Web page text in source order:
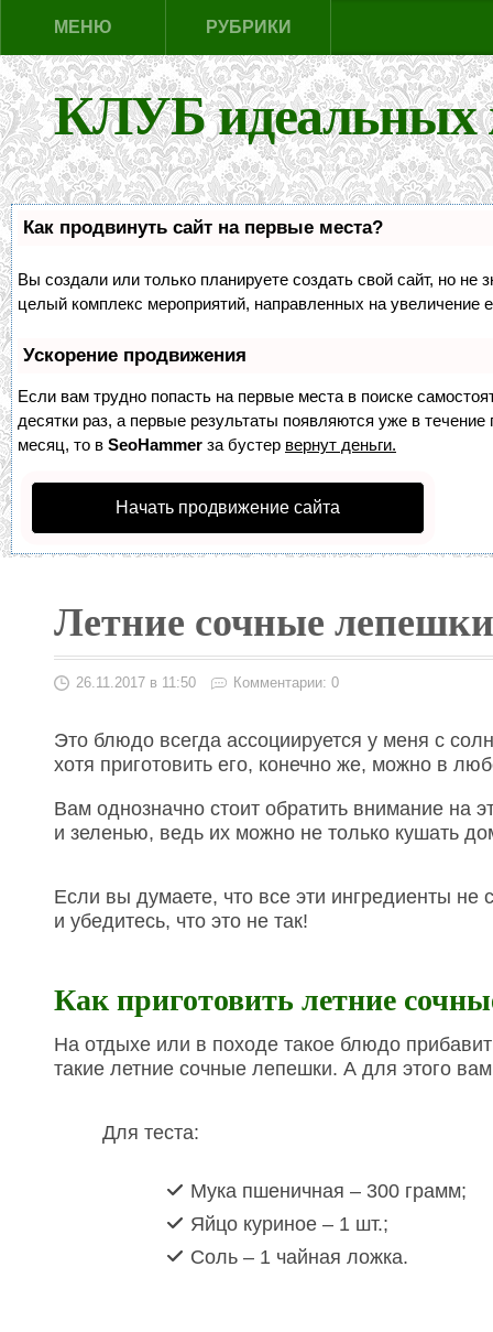
МЕНЮ РУБРИКИ
КЛУБ идеальных
Как продвинуть сайт на первые места?
Вы создали или только планируете создать свой сайт, но не
целый комплекс мероприятий, направленных на увеличение
Ускорение продвижения
Если вам трудно попасть на первые места в поиске
десятки раз, а первые результаты появляются уже в
месяц, то в SeoHammer за бустер вернут деньги.
Начать продвижение сайта
Летние сочные лепешки
26.11.2017 в 11:50 Комментарии: 0
Это блюдо всегда ассоциируется у меня с
хотя приготовить его, конечно же, можно в
Вам однозначно стоит обратить внимание
и зеленью, ведь их можно не только кушать
Если вы думаете, что все эти ингредиенты
и убедитесь, что это не так!
Как приготовить летние
На отдыхе или в походе такое блюдо
такие летние сочные лепешки. А для этого
Для теста:
Мука пшеничная – 300 грамм;
Яйцо куриное – 1 шт.;
Соль – 1 чайная ложка.